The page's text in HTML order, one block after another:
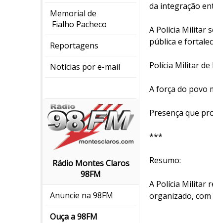
Memorial de
Fialho Pacheco
Reportagens
Notícias por e-mail
Rádio Montes Claros
98FM
Anuncie na 98FM
Ouça a 98FM
da integração
A Polícia Militar
pública e
Polícia Militar de
A força do povo
Presença que
***
Resumo:
A Polícia Militar
organizado, com